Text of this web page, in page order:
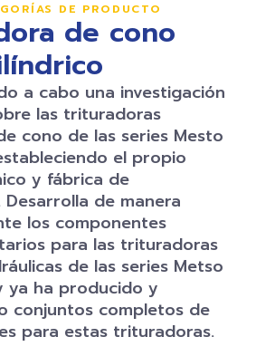
DE PRODUCTO
de cono
a cabo una investigación
las trituradoras
cono de las series Mesto
el propio
y fábrica de
de manera
los componentes
para las trituradoras
de las series Metso
ya ha producido y
conjuntos completos de
para estas trituradoras.